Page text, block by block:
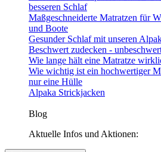
besseren Schlaf
Maßgeschneiderte Matratzen für
und Boote
Gesunder Schlaf mit unseren
Beschwert zudecken -
Wie lange hält eine Matratze
Wie wichtig ist ein hochwertiger
nur eine Hülle
Alpaka Strickjacken
Blog
Aktuelle Infos und Aktionen: